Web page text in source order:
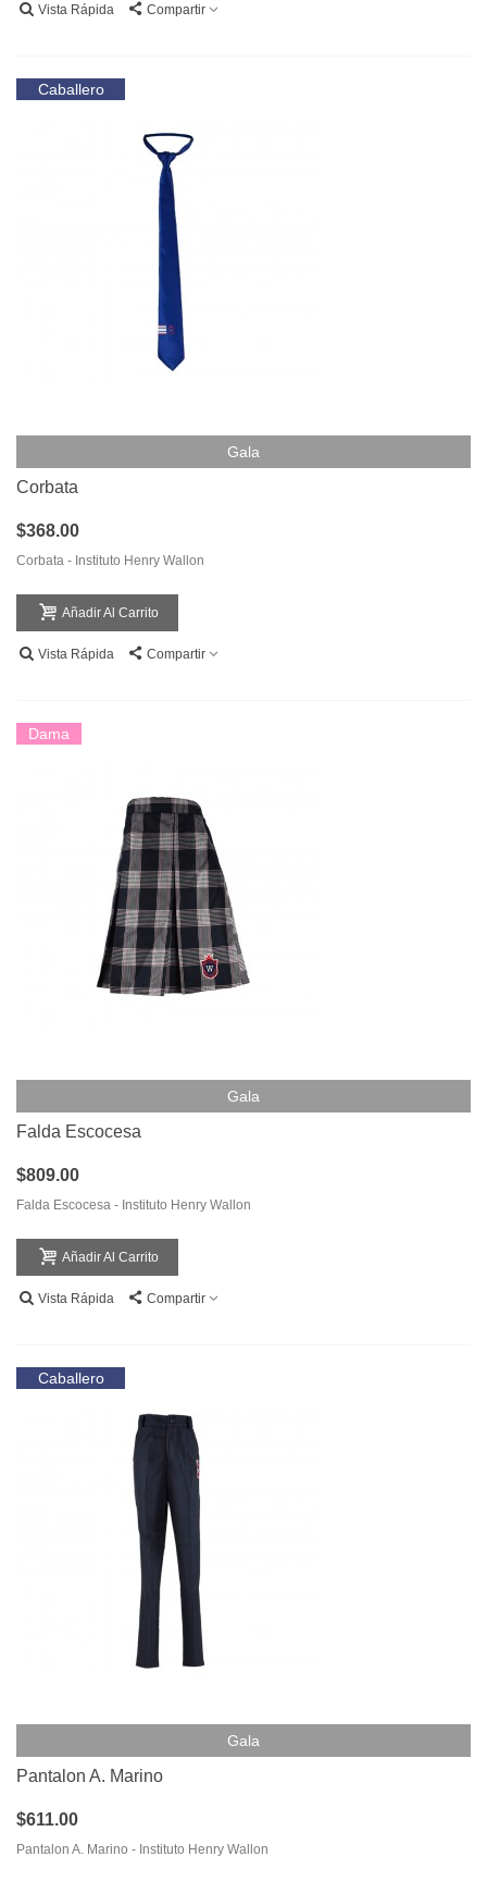
Vista Rápida Compartir
Caballero
Gala
Corbata
$368.00
Corbata - Instituto Henry Wallon
Añadir Al Carrito
Vista Rápida Compartir
Dama
Gala
Falda Escocesa
$809.00
Falda Escocesa - Instituto Henry Wallon
Añadir Al Carrito
Vista Rápida Compartir
Caballero
Gala
Pantalon A. Marino
$611.00
Pantalon A. Marino - Instituto Henry Wallon